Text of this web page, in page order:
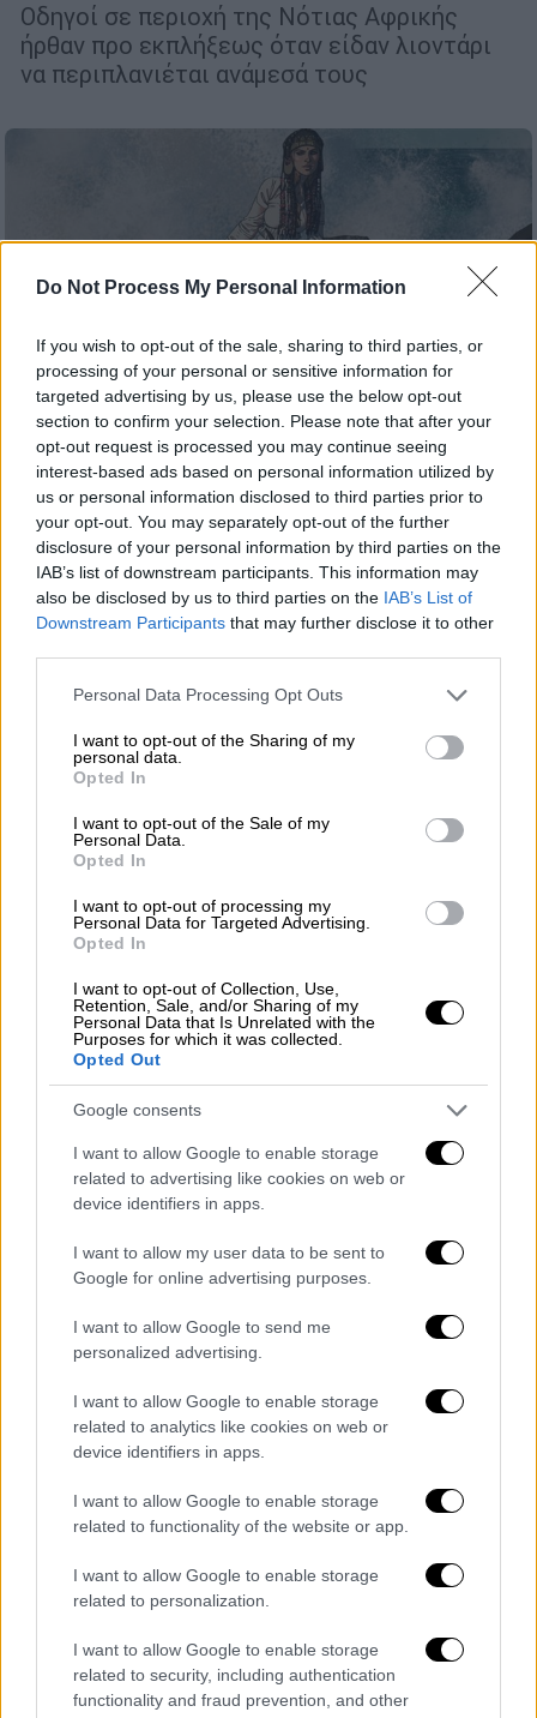
Do Not Process My Personal Information
If you wish to opt-out of the sale, sharing to third parties, or
processing of your personal or sensitive information for
targeted advertising by us, please use the below opt-out
section to confirm your selection. Please note that after your
opt-out request is processed you may continue seeing
interest-based ads based on personal information utilized by
us or personal information disclosed to third parties prior to
your opt-out. You may separately opt-out of the further
disclosure of your personal information by third parties on the
IAB’s list of downstream participants. This information may
also be disclosed by us to third parties on the IAB’s List of
Downstream Participants that may further disclose it to other
Please note that this website/app uses one or more Google
not limited to your visit or usage behaviour. You may click to
grant or deny consent to Google and its third-party tags to
use your data for below specified purposes in below Google
consent section.
Personal Data Processing Opt Outs
I want to opt-out of the Sharing of my
personal data.
Opted In
I want to opt-out of the Sale of my
Personal Data.
Opted In
I want to opt-out of processing my
Personal Data for Targeted Advertising.
Opted In
I want to opt-out of Collection, Use,
Retention, Sale, and/or Sharing of my
Personal Data that Is Unrelated with the
Purposes for which it was collected.
Opted Out
Google consents
I want to allow Google to enable storage
related to advertising like cookies on web or
device identifiers in apps.
I want to allow my user data to be sent to
Google for online advertising purposes.
I want to allow Google to send me
personalized advertising.
I want to allow Google to enable storage
related to analytics like cookies on web or
device identifiers in apps.
I want to allow Google to enable storage
related to functionality of the website or app.
I want to allow Google to enable storage
related to personalization.
I want to allow Google to enable storage
related to security, including authentication
functionality and fraud prevention, and other
Οδηγοί σε περιοχή της Νότιας Αφρικής
ήρθαν προ εκπλήξεως όταν είδαν λιοντάρι
να περιπλανιέται ανάμεσά τους
Σαν Σήμερα| 02.08.2025 00:00
Όταν το πάθος για εκδίκηση μετέτρεψε
μια όμορφη αδύναμη γυναίκα σε
αιμοδιψές λιοντάρι
Όταν, η Ζαν, είδε το παλουκωμένο κεφάλι
του συζύγου της ορκίστηκε να πάρει
εκδίκηση και το έκανε.
Κόσμος|20.04.2025 23:45
Λιοντάρι κατασπάραξε 14χρονη στην
Κένυα
Η υπηρεσία άγριας ζωής βρήκε τη σορό του
κοριτσιού κοντά στον ποταμό Mbagathi